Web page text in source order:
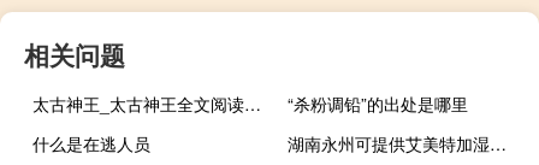
相关问题
太古神王_太古神王全文阅读_净无痕_147小说（太古神王净无痕百科）
“杀粉调铅”的出处是哪里
什么是在逃人员
湖南永州可提供艾美特加湿器维修服务地址在哪